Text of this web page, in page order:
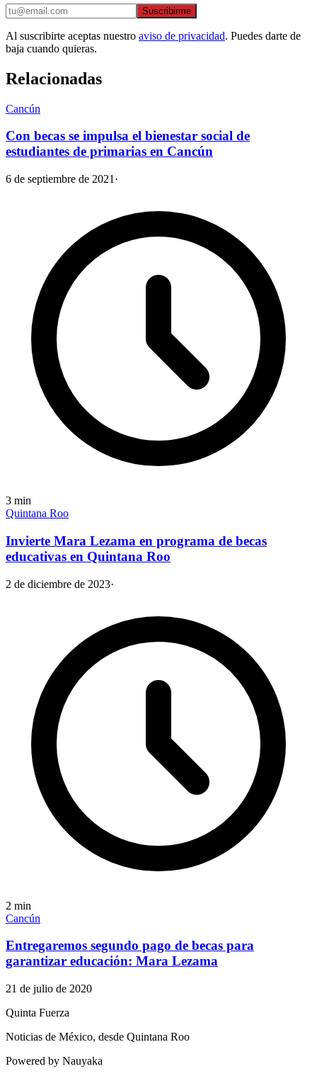
Suscribirme
Al suscribirte aceptas nuestro aviso de privacidad. Puedes darte de
baja cuando quieras.
Relacionadas
Cancún
Con becas se impulsa el bienestar social de
estudiantes de primarias en Cancún
6 de septiembre de 2021 ·
3 min
Quintana Roo
Invierte Mara Lezama en programa de becas
educativas en Quintana Roo
2 de diciembre de 2023·
2 min
Cancún
Entregaremos segundo pago de becas para
garantizar educación: Mara Lezama
21 de julio de 2020
Quinta Fuerza
Noticias de México, desde Quintana Roo
Powered by Nauyaka